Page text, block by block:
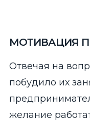
МОТИВАЦИЯ
Отвечая на
побудило их
желание